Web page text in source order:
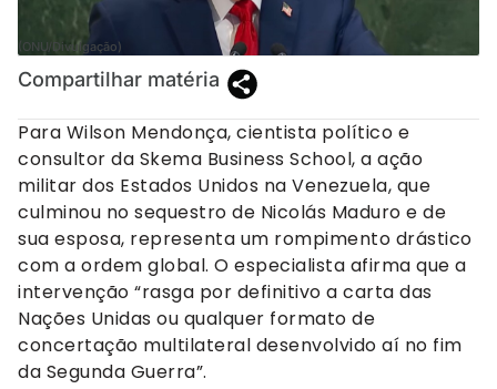
(ONU/Divulgação)
Compartilhar matéria
Para Wilson Mendonça, cientista político e
consultor da Skema Business School, a ação
militar dos Estados Unidos na Venezuela, que
culminou no sequestro de Nicolás Maduro e de
sua esposa, representa um rompimento drástico
com a ordem global. O especialista afirma que a
intervenção “rasga por definitivo a carta das
Nações Unidas ou qualquer formato de
concertação multilateral desenvolvido aí no fim
da Segunda Guerra”.